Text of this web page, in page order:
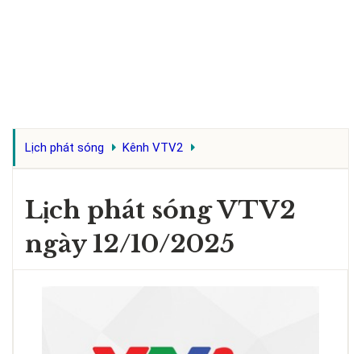
Lịch phát sóng Kênh VTV2
Lịch phát sóng VTV2
ngày 12/10/2025